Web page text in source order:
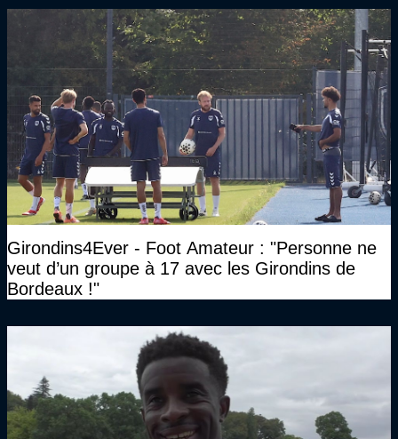
Girondins4Ever - Foot Amateur : "Personne ne
veut d’un groupe à 17 avec les Girondins de
Bordeaux !"